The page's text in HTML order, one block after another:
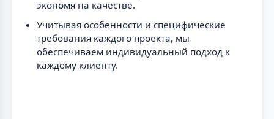
экономя на качестве.
Учитывая особенности и специфические
требования каждого проекта, мы
обеспечиваем индивидуальный подход к
каждому клиенту.